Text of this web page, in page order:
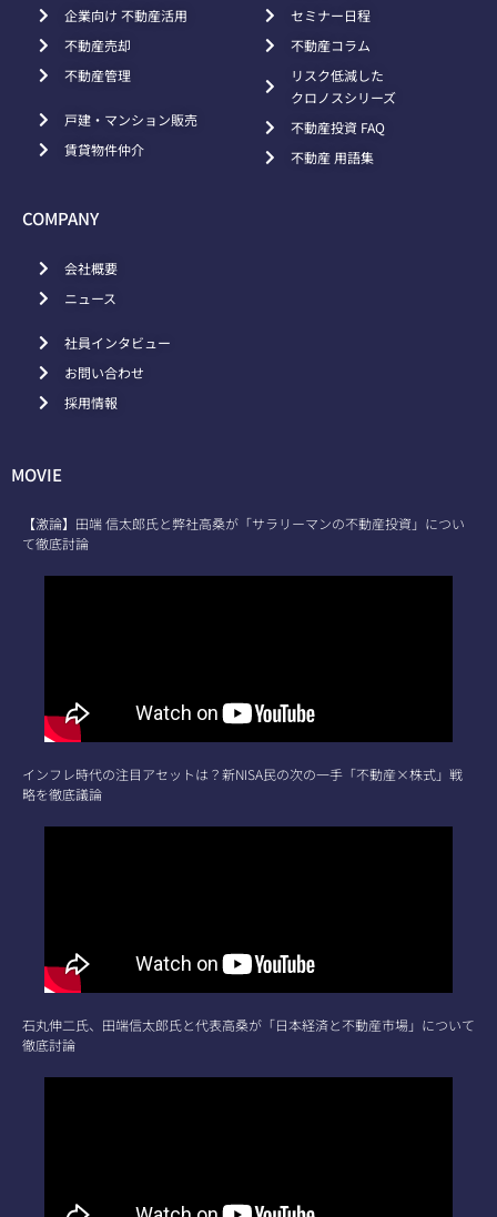
企業向け 不動産活用
不動産売却
不動産管理
戸建・マンション販売
賃貸物件仲介
セミナー日程
不動産コラム
リスク低減した
クロノスシリーズ
不動産投資 FAQ
不動産 用語集
COMPANY
会社概要
ニュース
社員インタビュー
お問い合わせ
採用情報
MOVIE
【激論】田端 信太郎氏と弊社高桑が「サラリーマンの不動産投資」につい
て徹底討論
インフレ時代の注目アセットは？新NISA民の次の一手「不動産×株式」戦
略を徹底議論
石丸伸二氏、田端信太郎氏と代表高桑が「日本経済と不動産市場」について
徹底討論